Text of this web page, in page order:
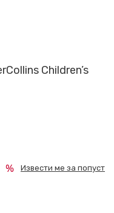
Children’s
Извести ме за попуст